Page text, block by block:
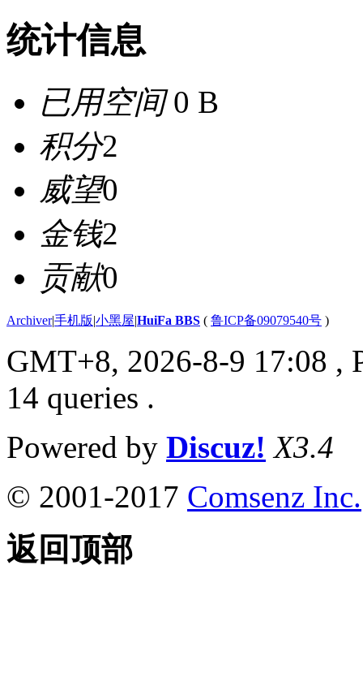
统计信息
已用空间0 B
积分2
威望0
金钱2
贡献0
Archiver|手机版|小黑屋|HuiFa BBS ( 鲁ICP备09079540号 )
GMT+8, 2026-8-9 17:08 ,
14 queries .
Powered by Discuz! X3.4
© 2001-2017 Comsenz Inc.
返回顶部